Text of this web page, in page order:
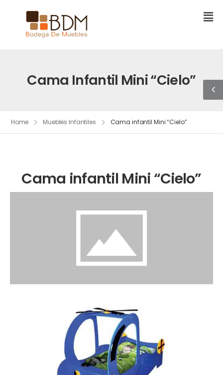
Cama Infantil Mini “Cielo”
Home Muebles Infantiles Cama infantil Mini “Cielo”
Cama infantil Mini “Cielo”